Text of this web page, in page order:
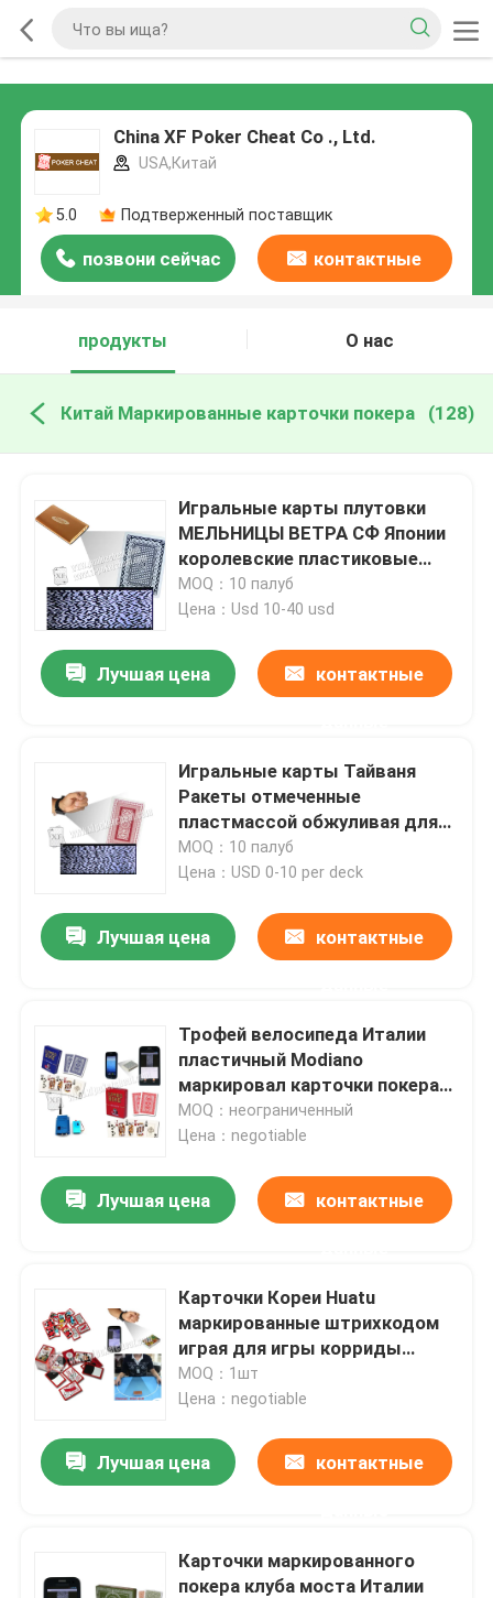
China XF Poker Cheat Co ., Ltd.
USA,Китай
5.0 Подтверженный поставщик
позвони сейчас контактные
продукты
О нас
Китай Маркированные карточки покера (128)
Игральные карты плутовки
МЕЛЬНИЦЫ ВЕТРА СФ Японии
королевские пластиковые
отмеченные с невидимым
штрихкодом
MOQ：10 палуб
Цена：Usd 10-40 usd
Лучшая цена контактные
Игральные карты Тайваня
Ракеты отмеченные
пластмассой обжуливая для
камеры инфракрасного блока
развертки покера
MOQ：10 палуб
Цена：USD 0-10 per deck
Лучшая цена контактные
Трофей велосипеда Италии
пластичный Modiano
маркировал карточки покера
красные/син для анализатора
покера
MOQ：неограниченный
Цена：negotiable
Лучшая цена контактные
Карточки Кореи Huatu
маркированные штрихкодом
играя для игры корриды
Gostop анализатора покера
MOQ：1шт
Цена：negotiable
Лучшая цена контактные
Карточки маркированного
покера клуба моста Италии